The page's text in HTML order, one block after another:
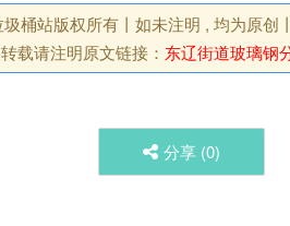
桶站版权所有丨如未注明 , 均为原创
转载请注明原文链接： 东辽街道玻璃钢
分享 (0)